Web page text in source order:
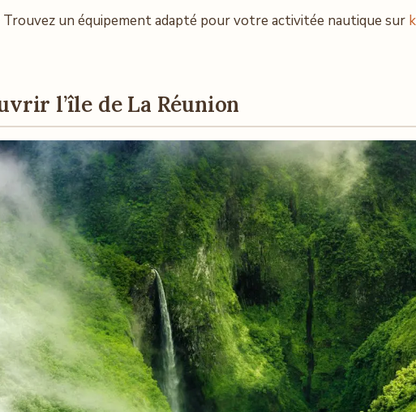
Trouvez un équipement adapté pour votre activitée nautique sur
l’île de La Réunion